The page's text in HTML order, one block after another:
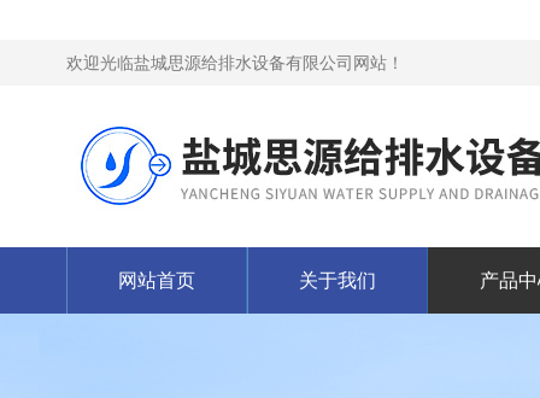
欢迎光临盐城思源给排水设备有限公司网站！
网站首页 关于我们 产品